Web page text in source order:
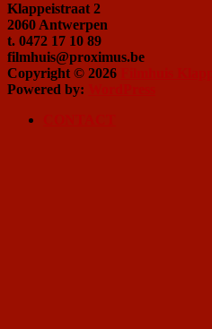
Klappeistraat 2
2060 Antwerpen
t. 0472 17 10 89
filmhuis@proximus.be
Copyright © 2026
Powered by: